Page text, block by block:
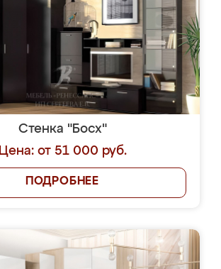
Стенка "Босх"
Цена: от 51 000 руб.
ПОДРОБНЕЕ